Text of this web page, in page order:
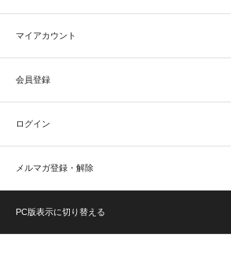
マイアカウント
会員登録
ログイン
メルマガ登録・解除
PC版表示に切り替える